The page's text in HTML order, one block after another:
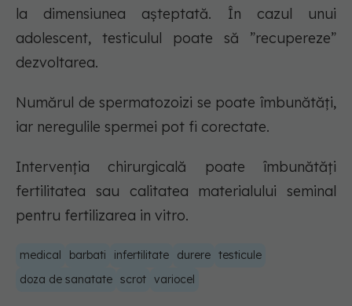
la dimensiunea așteptată. În cazul unui
adolescent, testiculul poate să ”recupereze”
dezvoltarea.
Numărul de spermatozoizi se poate îmbunătăți,
iar neregulile spermei pot fi corectate.
Intervenția chirurgicală poate îmbunătăți
fertilitatea sau calitatea materialului seminal
pentru fertilizarea in vitro.
medical barbati infertilitate durere testicule
doza de sanatate scrot variocel